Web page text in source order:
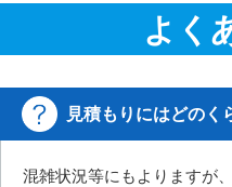
よく
見積もりにはどのく
混雑状況等にもよりますが